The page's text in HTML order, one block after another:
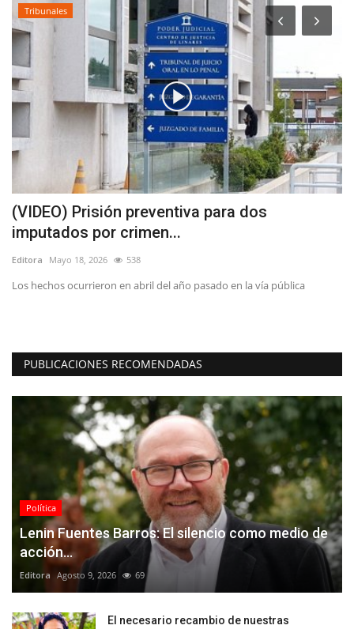
Tribunales
(VIDEO) Prisión preventiva para dos
imputados por crimen...
Editora Mayo 18, 2026 538
Los hechos ocurrieron en abril del año pasado en la vía pública
PUBLICACIONES RECOMENDADAS
Política
Lenin Fuentes Barros: El silencio como medio de
acción...
Editora Agosto 9, 2026 69
El necesario recambio de nuestras